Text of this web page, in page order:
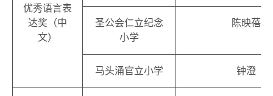
优秀语言表
达奖（中
文）
圣公会仁立纪念
小学
陈映蓓
马头涌官立小学 钟澄